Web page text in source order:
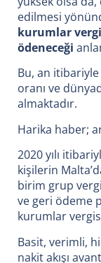
edilmesi
kurumlar
ödeneceği
Bu, an
oranı ve
almaktadır.
Harika haber;
2020 yılı
kişilerin
birim grup
ve geri ödeme
kurumlar
Basit, verimli,
nakit akışı